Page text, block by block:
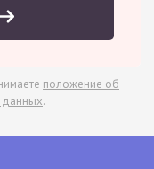
положение об
данных.